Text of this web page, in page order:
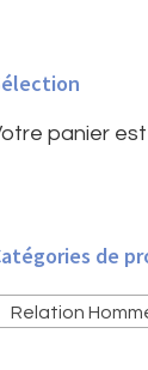
panier est
de
Relation